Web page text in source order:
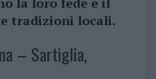
tradizioni locali.
– Sartiglia,